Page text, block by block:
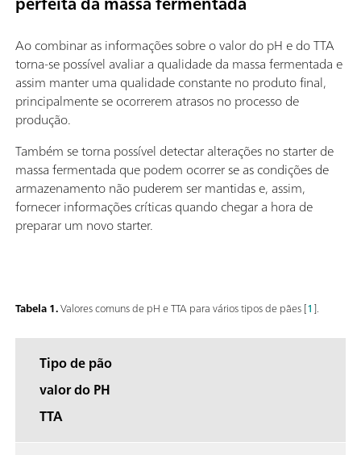
Ao combinar as informações sobre o valor do pH e do TTA
torna-se possível avaliar a qualidade da massa fermentada e
assim manter uma qualidade constante no produto final,
principalmente se ocorrerem atrasos no processo de
produção.
Também se torna possível detectar alterações no starter de
massa fermentada que podem ocorrer se as condições de
armazenamento não puderem ser mantidas e, assim,
fornecer informações críticas quando chegar a hora de
preparar um novo starter.
Tabela 1.Valores comuns de pH e TTA para vários tipos de pães [1].
Tipo de pão
valor do PH
TTA